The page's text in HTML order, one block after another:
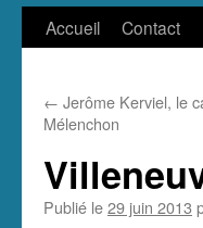
Aller
contenu
Accueil Contact
← Jerôme Kerviel, le
Mélenchon
Publié le29 juin 2013